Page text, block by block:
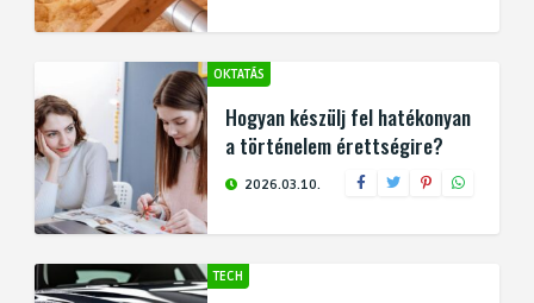
OKTATÁS
Hogyan készülj fel hatékonyan
a történelem érettségire?
2026.03.10.
TECH